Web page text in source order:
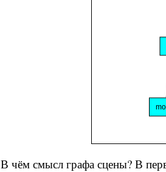
В чём смысл графа сцены? В